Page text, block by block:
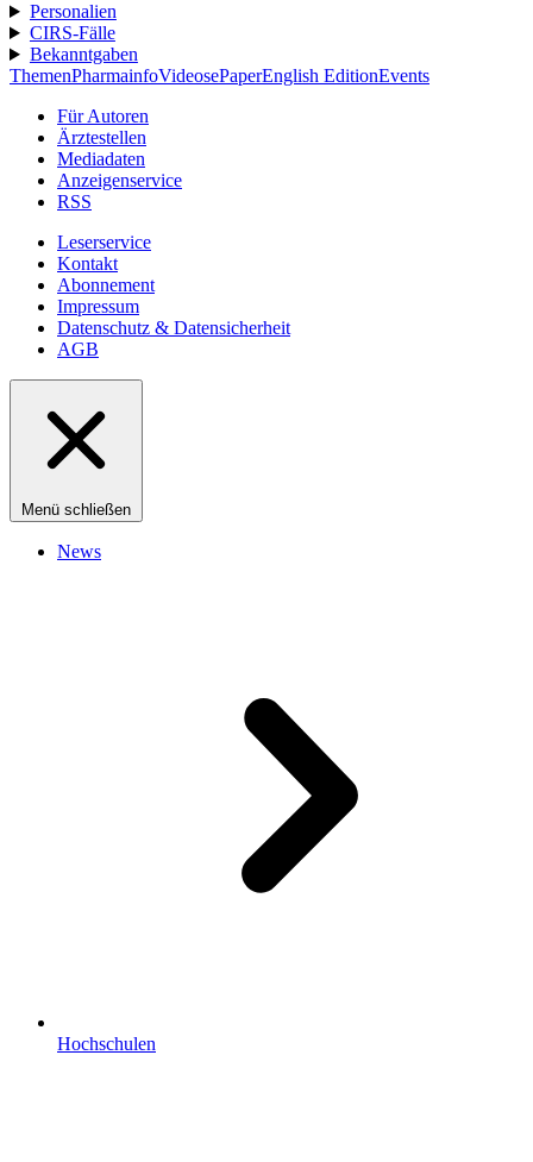
Personalien
CIRS-Fälle
Bekanntgaben
ThemenPharmainfoVideosePaperEnglish EditionEvents
Für Autoren
Ärztestellen
Mediadaten
Anzeigenservice
RSS
Leserservice
Kontakt
Abonnement
Impressum
Datenschutz & Datensicherheit
AGB
Menü schließen
News
Hochschulen